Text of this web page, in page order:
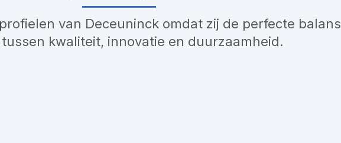
van Deceuninck omdat zij de perfecte balans
kwaliteit, innovatie en duurzaamheid.